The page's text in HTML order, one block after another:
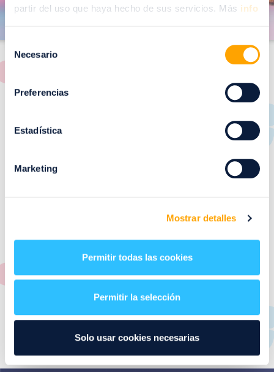
partir del uso que haya hecho de sus servicios. Más info
Selección
Necesario
Preferencias
Estadística
Marketing
Mostrar detalles
Permitir todas las cookies
Permitir la selección
Solo usar cookies necesarias
RESTAURANTES
de Puerto Venecia
restaurantes de Puerto Venecia. Descubre las mejores
cada una de nuestras marcas. Sus datos de contacto y
también un plano de los restaurantes para que
consultar o el alfabeto desplegable para navegar por